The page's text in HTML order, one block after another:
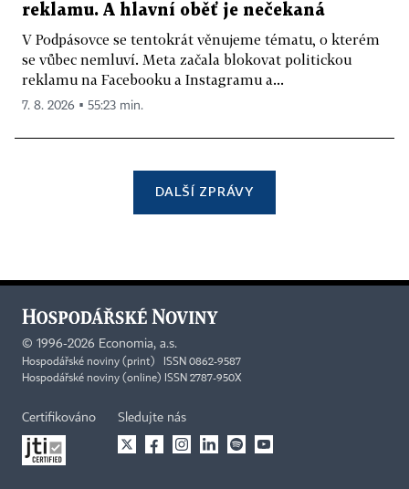
reklamu. A hlavní oběť je nečekaná
V Podpásovce se tentokrát věnujeme tématu, o kterém
se vůbec nemluví. Meta začala blokovat politickou
reklamu na Facebooku a Instagramu a...
7. 8. 2026 ▪ 55:23 min.
DALŠÍ ZPRÁVY
© 1996-2026 Economia, a.s.
Hospodářské noviny (print) ISSN 0862-9587
Hospodářské noviny (online) ISSN 2787-950X
Certifikováno Sledujte nás